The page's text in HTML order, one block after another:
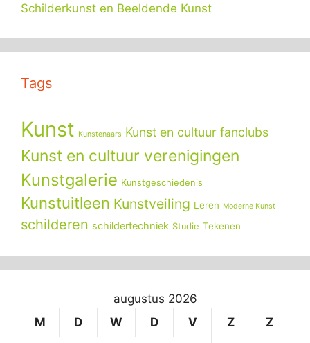
Schilderkunst en Beeldende Kunst
Tags
Kunst Kunstenaars Kunst en cultuur fanclubs
Kunst en cultuur verenigingen
Kunstgalerie Kunstgeschiedenis
Kunstuitleen Kunstveiling Leren Moderne Kunst
schilderen schildertechniek Studie Tekenen
augustus 2026
M
D W D V Z Z